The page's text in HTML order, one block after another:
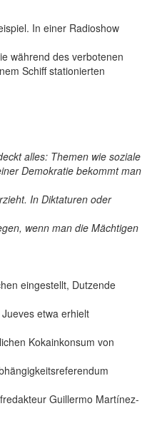
In einer Radioshow
während des verbotenen
Schiff stationierten
alles: Themen wie soziale
Demokratie bekommt man
In Diktaturen oder
wenn man die Mächtigen
eingestellt, Dutzende
etwa erhielt
Kokainkonsum von
Guillermo Martínez-